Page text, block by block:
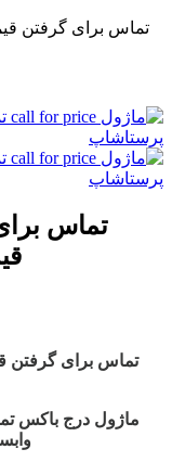
ماژول درج باکس